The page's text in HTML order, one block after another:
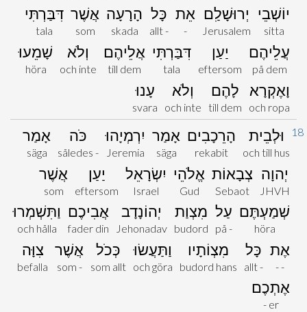
יוֹשְׁבֵי
sitta
יְרוּשָׁלִַם
Jerusalem
אֵת
-
כָּל
allt -
הָרָעָה
skada
אֲשֶׁר
som
דִּבַּרְתִּי
tala
עֲלֵיהֶם
på dem
יַעַן
eftersom
דִּבַּרְתִּי
tala
אֲלֵיהֶם
till dem
וְלֹא
och inte
שָׁמֵעוּ
höra
וָאֶקְרָא
och ropa
לָהֶם
till dem
וְלֹא
och inte
עָנוּ
svara
18
וּלְבֵית
och till hus
הָרֵכָבִים
rekabit
אָמַר
säga
יִרְמְיָהוּ
Jeremia
כֹּה
således -
אָמַר
säga
יְהוָה
JHVH
צְבָאוֹת
Sebaot
אֱלֹהֵי
Gud
יִשְׂרָאֵל
Israel
יַעַן
eftersom
אֲשֶׁר
som
שְׁמַעְתֶּם
höra
עַל
på -
מִצְוַת
budord
יְהוֹנָדָב
Jehonadav
אֲבִיכֶם
fader din
וַתִּשְׁמְרוּ
och hålla
אֶת
- -
כָּל
allt -
מִצְוֹתָיו
budord hans
וַתַּעֲשׂוּ
och göra
כְּכֹל
som allt
אֲשֶׁר
som -
צִוָּה
befalla
אֶתְכֶם
- er